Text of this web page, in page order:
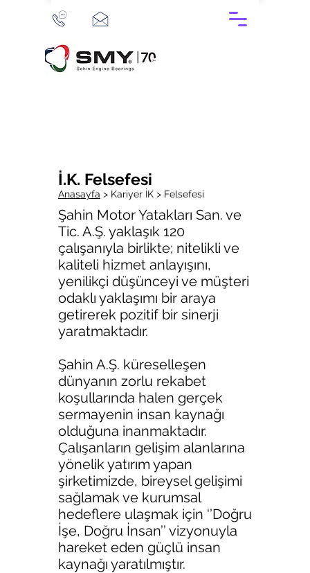
İ.K. Felsefesi
Anasayfa > Kariyer İK > Felsefesi
Şahin Motor Yatakları San. ve
Tic. A.Ş. yaklaşık 120
çalışanıyla birlikte; nitelikli ve
kaliteli hizmet anlayışını,
yenilikçi düşünceyi ve müşteri
odaklı yaklaşımı bir araya
getirerek pozitif bir sinerji
yaratmaktadır.
Şahin A.Ş. küreselleşen
dünyanın zorlu rekabet
koşullarında halen gerçek
sermayenin insan kaynağı
olduğuna inanmaktadır.
Çalışanların gelişim alanlarına
yönelik yatırım yapan
şirketimizde, bireysel gelişimi
sağlamak ve kurumsal
hedeflere ulaşmak için ‘’Doğru
İşe, Doğru İnsan’’ vizyonuyla
hareket eden güçlü insan
kaynağı yaratılmıştır.